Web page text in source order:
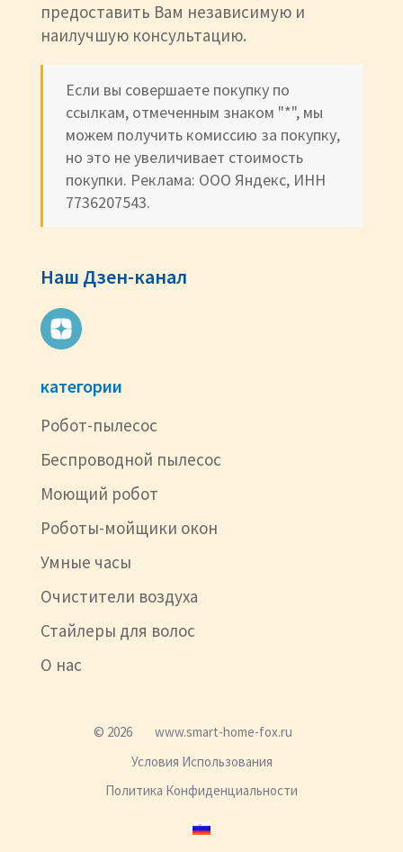
предоставить Вам независимую и
наилучшую консультацию.
Если вы совершаете покупку по
ссылкам, отмеченным знаком "*", мы
можем получить комиссию за покупку,
но это не увеличивает стоимость
покупки. Реклама: ООО Яндекс, ИНН
7736207543.
Наш Дзен-канал
категории
Робот-пылесос
Беспроводной пылесос
Моющий робот
Роботы-мойщики окон
Умные часы
Очистители воздуха
Стайлеры для волос
О нас
© 2026
www.smart-home-fox.ru
Условия Использования
Политика Конфиденциальности